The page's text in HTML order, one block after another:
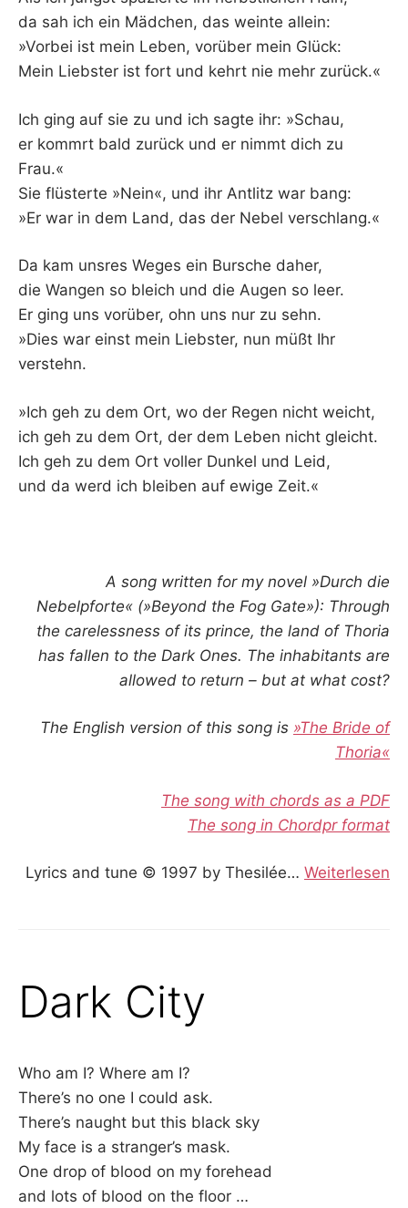
da sah ich ein Mädchen, das weinte allein:
»Vorbei ist mein Leben, vorüber mein Glück:
Mein Liebster ist fort und kehrt nie mehr zurück.«
Ich ging auf sie zu und ich sagte ihr: »Schau,
er kommrt bald zurück und er nimmt dich zu
Frau.«
Sie flüsterte »Nein«, und ihr Antlitz war bang:
»Er war in dem Land, das der Nebel verschlang.«
Da kam unsres Weges ein Bursche daher,
die Wangen so bleich und die Augen so leer.
Er ging uns vorüber, ohn uns nur zu sehn.
»Dies war einst mein Liebster, nun müßt Ihr
verstehn.
»Ich geh zu dem Ort, wo der Regen nicht weicht,
ich geh zu dem Ort, der dem Leben nicht gleicht.
Ich geh zu dem Ort voller Dunkel und Leid,
und da werd ich bleiben auf ewige Zeit.«
A song written for my novel »Durch die
Nebelpforte« (»Beyond the Fog Gate»): Through
the carelessness of its prince, the land of Thoria
has fallen to the Dark Ones. The inhabitants are
allowed to return – but at what cost?
The English version of this song is »The Bride of
Thoria«
The song with chords as a PDF
The song in Chordpr format
Lyrics and tune © 1997 by Thesilée… Weiterlesen
Dark City
Who am I? Where am I?
There’s no one I could ask.
There’s naught but this black sky
My face is a stranger’s mask.
One drop of blood on my forehead
and lots of blood on the floor …